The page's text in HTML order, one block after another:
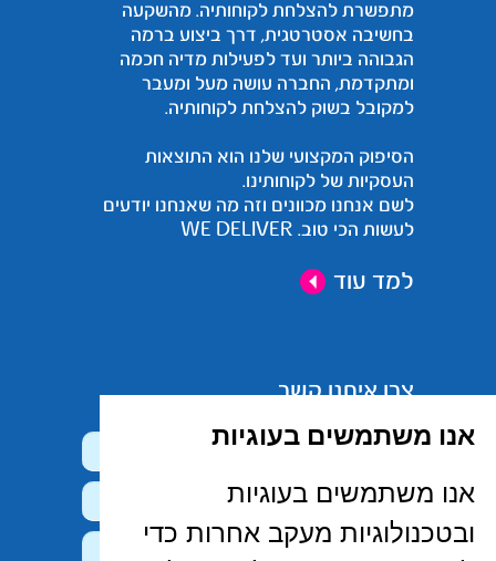
אנו משתמשים בעוגיות
אנו משתמשים בעוגיות
ובטכנולוגיות מעקב אחרות כדי
מתפשרת להצלחת לקוחותיה. מהשקעה
בחשיבה אסטרטגית, דרך ביצוע ברמה
הגבוהה ביותר ועד לפעילות מדיה חכמה
ומתקדמת, החברה עושה מעל ומעבר
למקובל בשוק להצלחת לקוחותיה.
הסיפוק המקצועי שלנו הוא התוצאות
העסקיות של לקוחותינו.
לשם אנחנו מכוונים וזה מה שאנחנו יודעים
לעשות הכי טוב. WE DELIVER
למד עוד
צרו איתנו קשר